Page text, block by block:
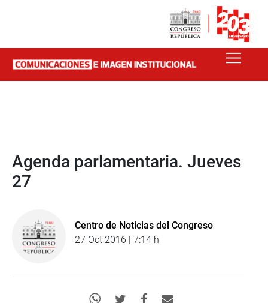
Agenda parlamentaria. Jueves
27
Centro de Noticias del Congreso
27 Oct 2016 | 7:14 h